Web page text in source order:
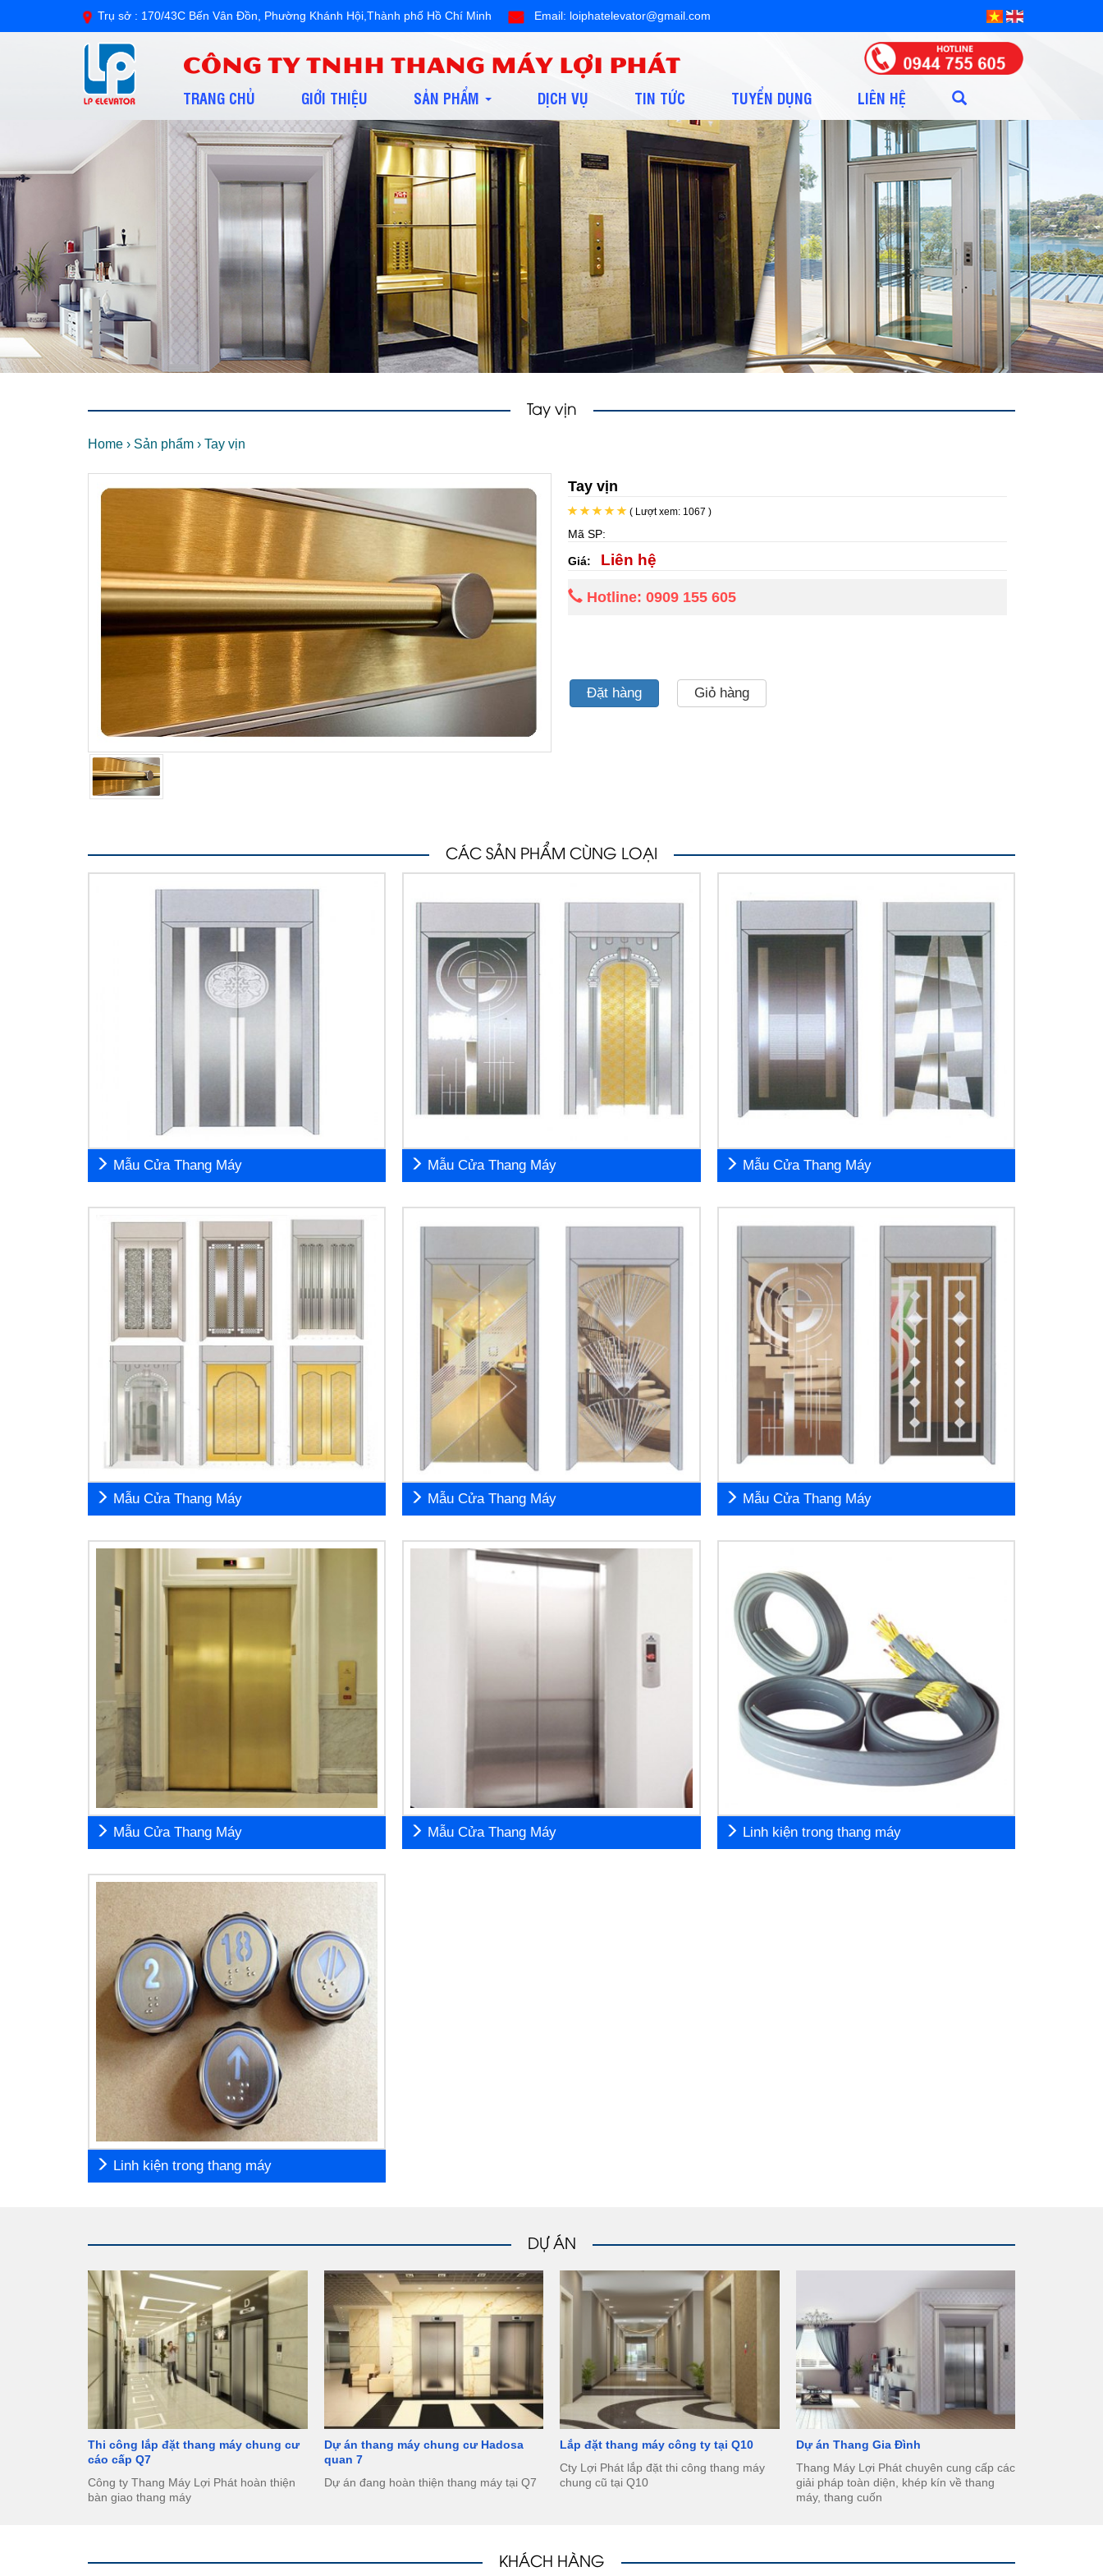
Trụ sở : 170/43C Bến Vân Đồn, Phường Khánh Hội,Thành phố Hồ Chí Minh Email: loiphatelevator@gmail.com
CÔNG TY TNHH THANG MÁY LỢI PHÁT
TRANG CHỦ GIỚI THIỆU SẢN PHẨM DỊCH VỤ TIN TỨC TUYỂN DỤNG LIÊN HỆ
Tay vịn
Home › Sản phẩm › Tay vịn
Tay vịn
( Lượt xem: 1067 )
Mã SP:
Giá: Liên hệ
Hotline: 0909 155 605
Đặt hàng Giỏ hàng
CÁC SẢN PHẨM CÙNG LOẠI
Mẫu Cửa Thang Máy Mẫu Cửa Thang Máy Mẫu Cửa Thang Máy
Mẫu Cửa Thang Máy Mẫu Cửa Thang Máy Mẫu Cửa Thang Máy
Mẫu Cửa Thang Máy Mẫu Cửa Thang Máy Linh kiện trong thang máy
Linh kiện trong thang máy
DỰ ÁN
Thi công lắp đặt thang máy chung cư
cáo cấp Q7
Công ty Thang Máy Lợi Phát hoàn thiện
bàn giao thang máy
Dự án thang máy chung cư Hadosa
quan 7
Dự án đang hoàn thiện thang máy tại Q7
Lắp đặt thang máy công ty tại Q10
Cty Lợi Phát lắp đặt thi công thang máy
chung cũ tại Q10
Dự án Thang Gia Đình
Thang Máy Lợi Phát chuyên cung cấp các
giải pháp toàn diện, khép kín về thang
máy, thang cuốn
KHÁCH HÀNG